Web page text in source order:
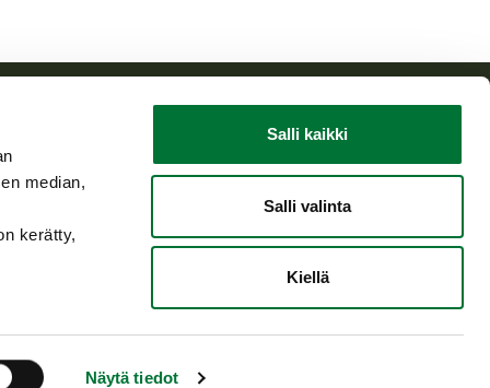
median,
kerätty,
Näytä tiedot
Salli kaikki
Salli valinta
Kiellä